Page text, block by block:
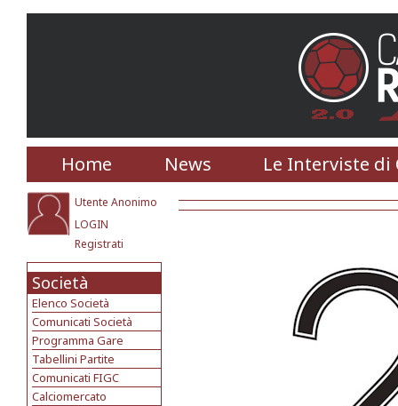
Home News Le Interviste di
Utente Anonimo
LOGIN
Registrati
Società
Elenco Società
Comunicati Società
Programma Gare
Tabellini Partite
Comunicati FIGC
Calciomercato